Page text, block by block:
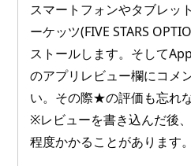
スマートフォンやタブレッ
ーケッツ(FIVE STARS
ストールします。そして
のアプリレビュー欄にコメ
い。その際★の評価も忘れ
※レビューを書き込んだ後
程度かかることがあります。